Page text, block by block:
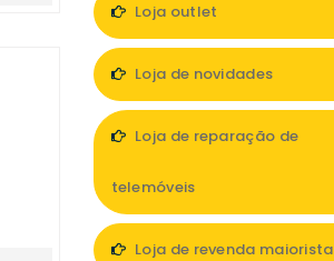
Loja outlet
Loja de novidades
Loja de reparação de
telemóveis
Loja de revenda maiorista